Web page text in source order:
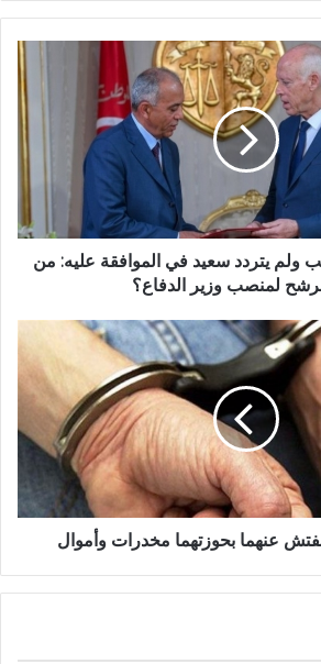
ولم يتردد سعيد في الموافقة عليه: من
لمنصب وزير الدفاع؟
عنهما بحوزتهما مخدرات وأموال